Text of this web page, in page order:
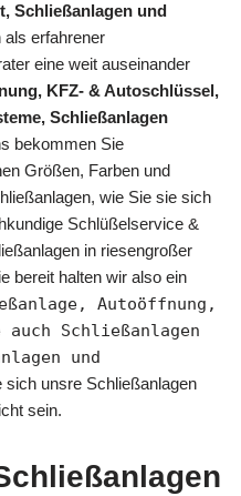
Schließanlagen und
als erfahrener
eine weit auseinander
KFZ- & Autoschlüssel,
Schließanlagen
bekommen Sie
Größen, Farben und
wie Sie sie sich
Schlüßelservice &
in riesengroßer
bereit halten wir also ein
Autoöffnung,
Schließanlagen
und
sich unsre Schließanlagen
sein.